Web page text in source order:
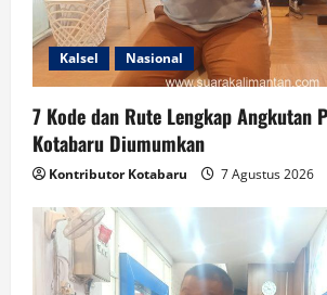
Kalsel Nasional
7 Kode dan Rute Lengkap Angkutan
Kotabaru Diumumkan
Kontributor Kotabaru 7 Agustus 2026